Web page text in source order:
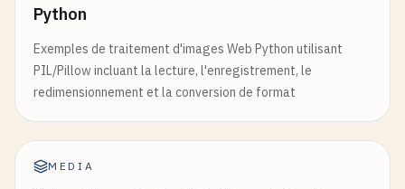
Python
Exemples de traitement d'images Web Python utilisant
PIL/Pillow incluant la lecture, l'enregistrement, le
redimensionnement et la conversion de format
MEDIA